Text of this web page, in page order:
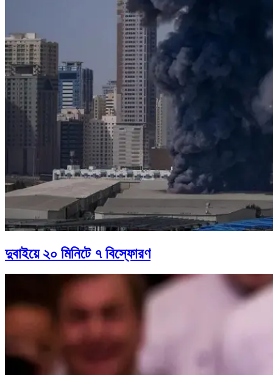
দুবাইয়ে ২০ মিনিটে ৭ বিস্ফোরণ